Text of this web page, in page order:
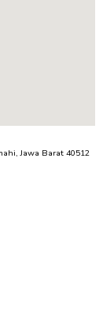
Jawa Barat 40512